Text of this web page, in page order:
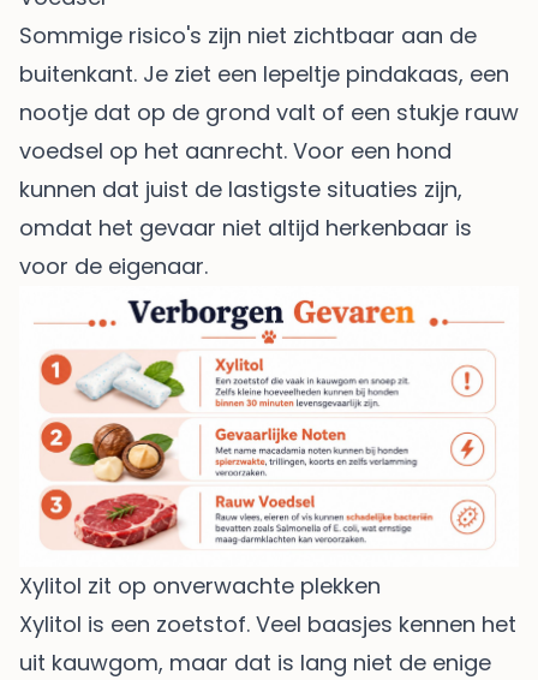
Sommige risico's zijn niet zichtbaar aan de
buitenkant. Je ziet een lepeltje pindakaas, een
nootje dat op de grond valt of een stukje rauw
voedsel op het aanrecht. Voor een hond
kunnen dat juist de lastigste situaties zijn,
omdat het gevaar niet altijd herkenbaar is
voor de eigenaar.
Xylitol zit op onverwachte plekken
Xylitol is een zoetstof. Veel baasjes kennen het
uit kauwgom, maar dat is lang niet de enige